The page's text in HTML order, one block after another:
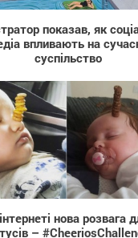
показав, як
впливають на
суспільство
нова розвага
–